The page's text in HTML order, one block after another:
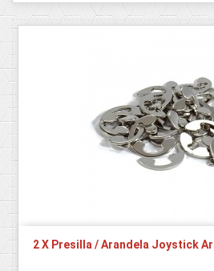
2 X Presilla / Arandela Joystick